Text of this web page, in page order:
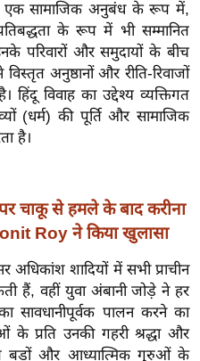
एक सामाजिक अनुबंध के रूप में,
के रूप में भी सम्मानित
परिवारों और समुदायों के बीच
अनुष्ठानों और रीति-रिवाजों
विवाह का उद्देश्य व्यक्तिगत
(धर्म) की पूर्ति और सामाजिक
है।
चाकू से हमले के बाद करीना
Roy ने किया खुलासा
अधिकांश शादियों में सभी प्राचीन
हैं, वहीं युवा अंबानी जोड़े ने हर
सावधानीपूर्वक पालन करने का
के प्रति उनकी गहरी श्रद्धा और
बड़ों और आध्यात्मिक गुरुओं के